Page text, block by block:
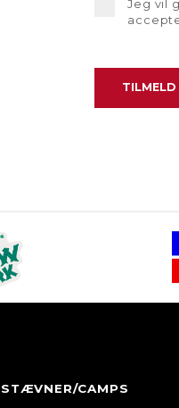
Jeg vil
STÆVNER/CAMPS